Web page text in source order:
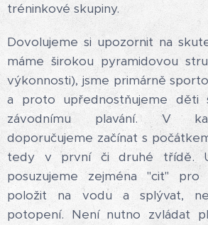
tréninkové skupiny.
Dovolujeme si upozornit na
máme širokou pyramidovou
výkonnosti), jsme primárně
a proto upřednostňujeme děti
závodnímu plavání. V
doporučujeme začínat s
tedy v první či druhé třídě.
posuzujeme zejména "cit"
položit na vodu a splývat,
potopení. Není nutno zvládat